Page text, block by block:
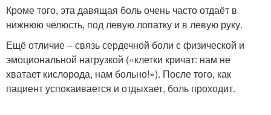
Кроме того, эта давящая боль очень часто отдаёт в
нижнюю челюсть, под левую лопатку и в левую руку.
Ещё отличие – связь сердечной боли с физической и
эмоциональной нагрузкой («клетки кричат: нам не
хватает кислорода, нам больно!»). После того, как
пациент успокаивается и отдыхает, боль проходит.